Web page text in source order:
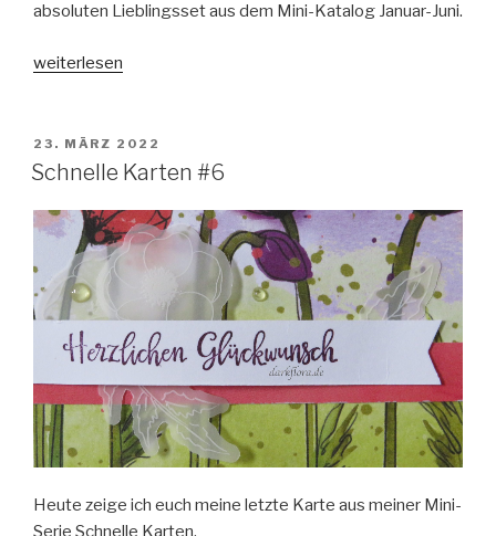
absoluten Lieblingsset aus dem Mini-Katalog Januar-Juni.
„Geburtstagskarte
Lagen“
weiterlesen
VERÖFFENTLICHT
AM
23. MÄRZ 2022
Schnelle Karten #6
Heute zeige ich euch meine letzte Karte aus meiner Mini-
Serie Schnelle Karten.